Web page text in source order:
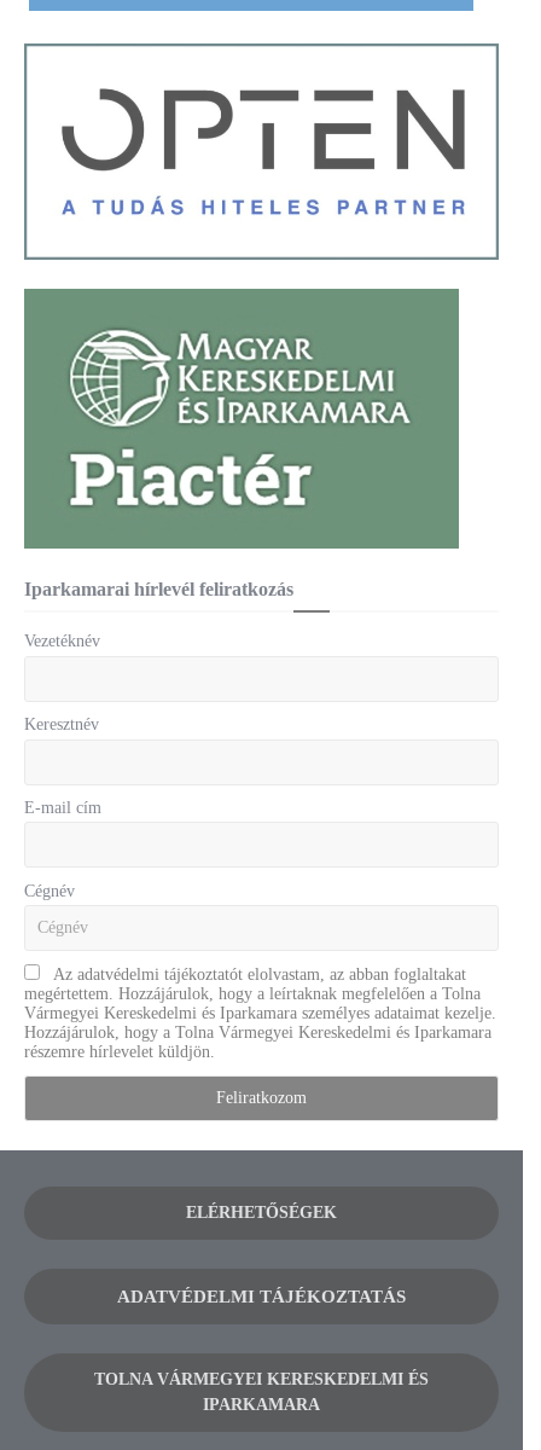
Iparkamarai hírlevél feliratkozás
Vezetéknév
Keresztnév
E-mail cím
Cégnév
Az adatvédelmi tájékoztatót elolvastam, az abban foglaltakat
megértettem. Hozzájárulok, hogy a leírtaknak megfelelően a Tolna
Vármegyei Kereskedelmi és Iparkamara személyes adataimat kezelje.
Hozzájárulok, hogy a Tolna Vármegyei Kereskedelmi és Iparkamara
részemre hírlevelet küldjön.
ELÉRHETŐSÉGEK
ADATVÉDELMI TÁJÉKOZTATÁS
TOLNA VÁRMEGYEI KERESKEDELMI ÉS
IPARKAMARA